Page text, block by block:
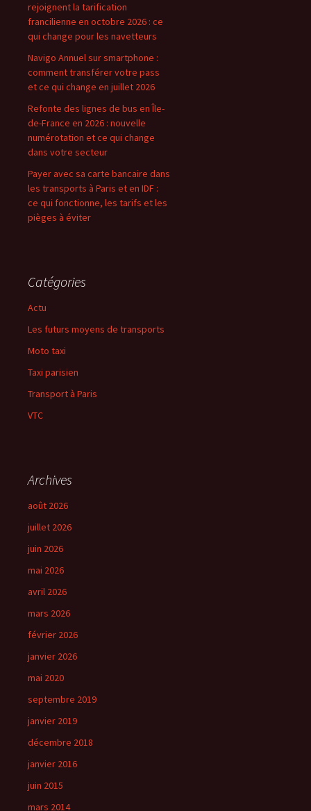
rejoignent la tarification
francilienne en octobre 2026 : ce
qui change pour les navetteurs
Navigo Annuel sur smartphone :
comment transférer votre pass
et ce qui change en juillet 2026
Refonte des lignes de bus en Île-
de-France en 2026 : nouvelle
numérotation et ce qui change
dans votre secteur
Payer avec sa carte bancaire dans
les transports à Paris et en IDF :
ce qui fonctionne, les tarifs et les
pièges à éviter
Catégories
Actu
Les futurs moyens de transports
Moto taxi
Taxi parisien
Transport à Paris
VTC
Archives
août 2026
juillet 2026
juin 2026
mai 2026
avril 2026
mars 2026
février 2026
janvier 2026
mai 2020
septembre 2019
janvier 2019
décembre 2018
janvier 2016
juin 2015
mars 2014